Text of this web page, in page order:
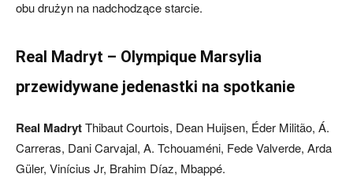
obu drużyn na nadchodzące starcie.
Real Madryt – Olympique Marsylia
przewidywane jedenastki na spotkanie
Real MadrytThibaut Courtois, Dean Huijsen, Éder Militão, Á.
Carreras, Dani Carvajal, A. Tchouaméni, Fede Valverde, Arda
Güler, Vinícius Jr, Brahim Díaz, Mbappé.